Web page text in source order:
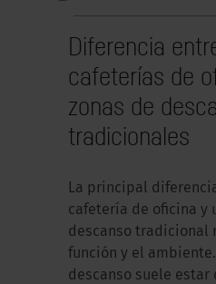
Diferencia
cafeterías de
zonas de
tradicionales
La principal
cafetería de oficina y
descanso tradicional
función y el
descanso suele estar